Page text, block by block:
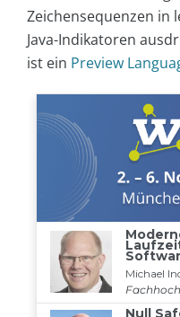
Zeichensequenzen in
Java-Indikatoren
ist ein Preview